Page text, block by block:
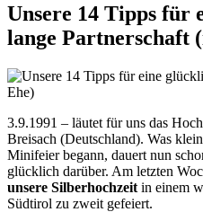
Unsere 14 Tipps für
lange Partnerschaft
3.9.1991 – läutet für uns das
Breisach (Deutschland). Was
Minifeier begann, dauert nun
glücklich darüber. Am letzten
unsere Silberhochzeit in einem
Südtirol zu zweit gefeiert.